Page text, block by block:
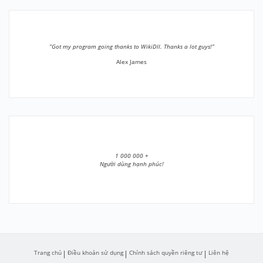
”Got my program going thanks to WikiDll. Thanks a lot guys!”
Alex James
1 000 000 +
Người dùng hạnh phúc!
Trang chủ Điều khoản sử dụng Chính sách quyền riêng tư Liên hệ